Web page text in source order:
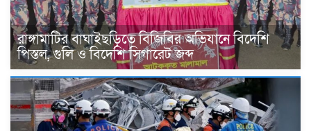
রাঙ্গামাটির বাঘাইছড়িতে বিজিবির অভিযানে বিদেশি
পিস্তল, গুলি ও বিদেশি সিগারেট জব্দ